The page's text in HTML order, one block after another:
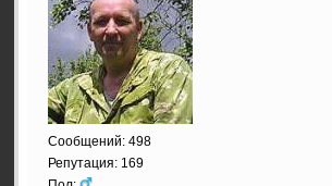
Сообщений: 498
Репутация: 169